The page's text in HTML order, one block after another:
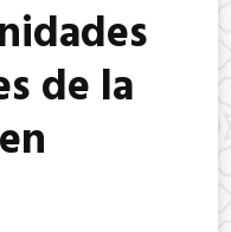
de la